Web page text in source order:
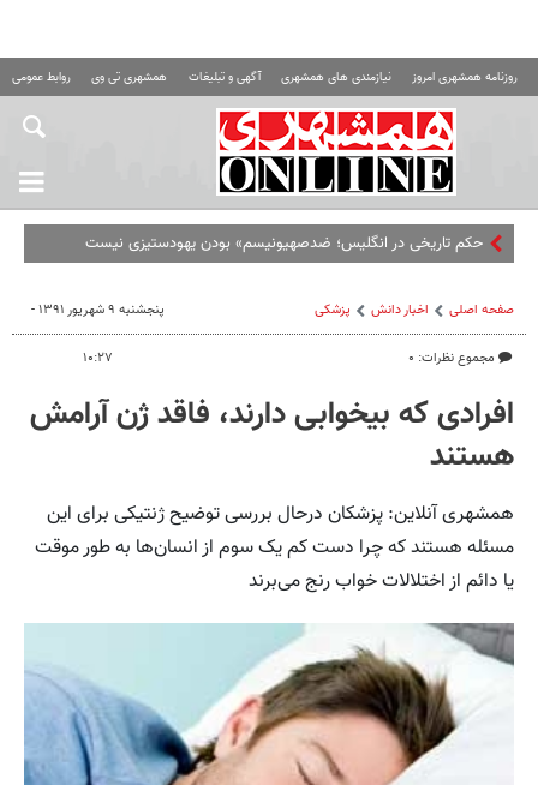
روزنامه همشهری امروز نیازمندی های همشهری آگهی و تبلیغات همشهری تی وی روابط عمومی
حکم تاریخی در انگلیس؛ ضدصهیونیسم» بودن یهودستیزی نیست
صفحه اصلی اخبار دانش پزشکی
مجموع نظرات: ۰
پنجشنبه ۹ شهریور ۱۳۹۱ -
۱۰:۲۷
افرادی که بیخوابی دارند، فاقد ژن آرامش
هستند
همشهری آنلاین: پزشکان درحال بررسی توضیح ژنتیکی برای این
مسئله هستند که چرا دست کم یک سوم از انسان‌ها به طور موقت
یا دائم از اختلالات خواب رنج می‌برند